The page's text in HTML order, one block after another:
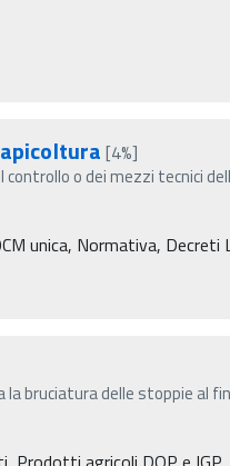
[4%]
o dei mezzi tecnici
unica, Normativa,
bruciatura delle stoppie al